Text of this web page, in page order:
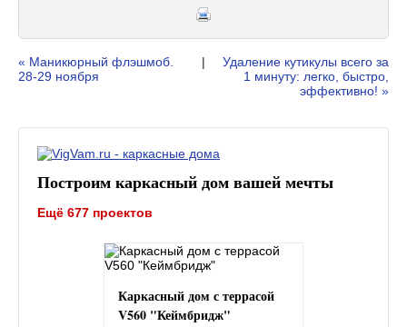
« Маникюрный флэшмоб.
28-29 ноября
|
Удаление кутикулы всего за
1 минуту: легко, быстро,
эффективно! »
Построим каркасный дом вашей мечты
Ещё 677 проектов
Каркасный дом с террасой
V560 "Кеймбридж"